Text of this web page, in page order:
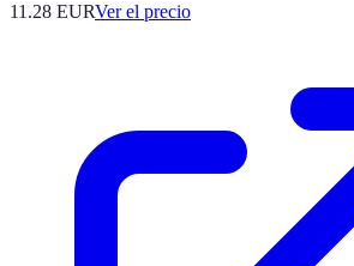
11.28 EURVer el precio